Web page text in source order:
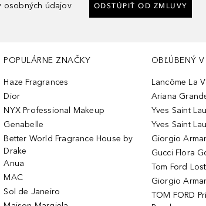
osobných údajov
ODSTÚPIŤ OD ZMLUVY
POPULÁRNE ZNAČKY
Haze Fragrances
Dior
NYX Professional Makeup
Genabelle
Better World Fragrance House by
Drake
Anua
MAC
Sol de Janeiro
OBĽÚBENÝ
Lancôme La
Ariana
Yves Saint
Yves Saint
Giorgio
Gucci Flora
Tom Ford
Giorgio
TOM FORD